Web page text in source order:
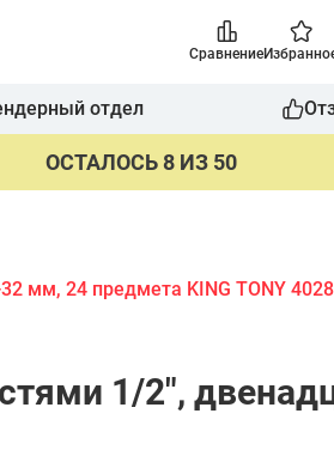
Сравнение
отдел
ОСТАЛОСЬ 8 ИЗ 50
мм, 24 предмета KING TONY
1/2",